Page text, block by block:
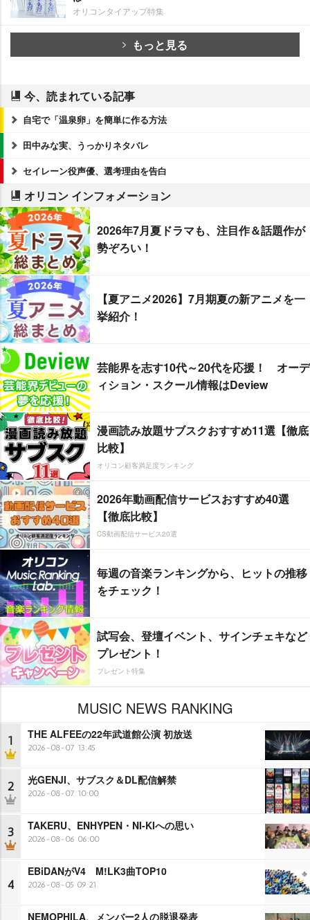
オリコンタイアップ特集
もっと見る
今、読まれている記事
自宅で「温泉卵」を簡単に作る方法
田中みな実、うっかりネタバレ
セイレーン役声優、選考理由を告白
オリコン インフォメーション
2026年7月夏ドラマも、注目作＆話題作が
勢ぞろい！
【夏アニメ2026】7月期夏の新アニメを一
挙紹介！
芸能界を志す10代～20代を応援！ オーデ
ィション・スクール情報はDeview
漫画読み放題サブスクおすすめ11選【徹底
比較】
オリコン顧客満足度ランキング
2026年動画配信サービスおすすめ40選
【徹底比較】
CS動画配信サービス20選
毎週の音楽ランキングから、ヒットの推移
をチェック！
試写会、登壇イベント、サインチェキなど
プレゼント！
プレゼント特集
MUSIC NEWS RANKING
1 THE ALFEEの22年武道館公演 初放送
2026-08-07 13:45
2 光GENJI、サブスク＆DL配信解禁
2026-08-07 10:00
3 TAKERU、ENHYPEN・NI-KIへの思い
2026-08-06 06:00
4
EBiDANがV4 M!LK3曲TOP10
2026-08-05 09:21
NEMOPHILA、メンバー2人の脱退発表